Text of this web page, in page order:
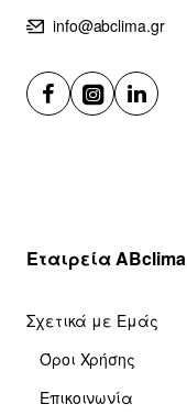
info@abclima.gr
Εταιρεία ABclima
Σχετικά με Εμάς
Όροι Χρήσης
Επικοινωνία